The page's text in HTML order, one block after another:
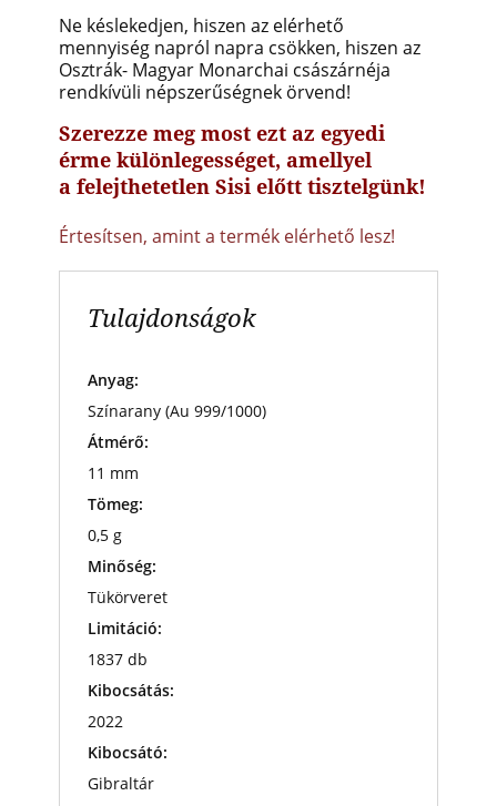
Ne késlekedjen, hiszen az elérhető
mennyiség napról napra csökken, hiszen az
Osztrák- Magyar Monarchai császárnéja
rendkívüli népszerűségnek örvend!
Szerezze meg most ezt az egyedi
érme különlegességet, amellyel
a felejthetetlen Sisi előtt tisztelgünk!
Értesítsen, amint a termék elérhető lesz!
Tulajdonságok
Anyag:
Színarany (Au 999/1000)
Átmérő:
11 mm
Tömeg:
0,5 g
Minőség:
Tükörveret
Limitáció:
1837 db
Kibocsátás:
2022
Kibocsátó:
Gibraltár